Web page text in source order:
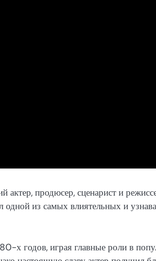
продюсер, сценарист и
одной из самых влиятельных и
х годов, играя главные роли в